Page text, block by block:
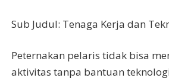
Sub Judul: Tenaga Kerja dan
Peternakan pelaris tidak bisa
aktivitas tanpa bantuan